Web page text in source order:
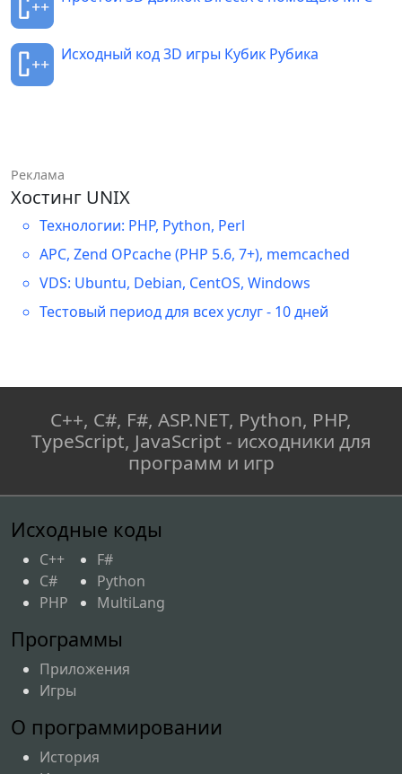
Исходный код 3D игры Кубик Рубика
Реклама
Хостинг UNIX
Технологии: PHP, Python, Perl
APC, Zend OPcache (PHP 5.6, 7+), memcached
VDS: Ubuntu, Debian, CentOS, Windows
Тестовый период для всех услуг - 10 дней
C++, C#, F#, ASP.NET, Python, PHP,
TypeScript, JavaScript - исходники для
программ и игр
Исходные коды
C++
C#
PHP
F#
Python
MultiLang
Программы
Приложения
Игры
О программировании
История